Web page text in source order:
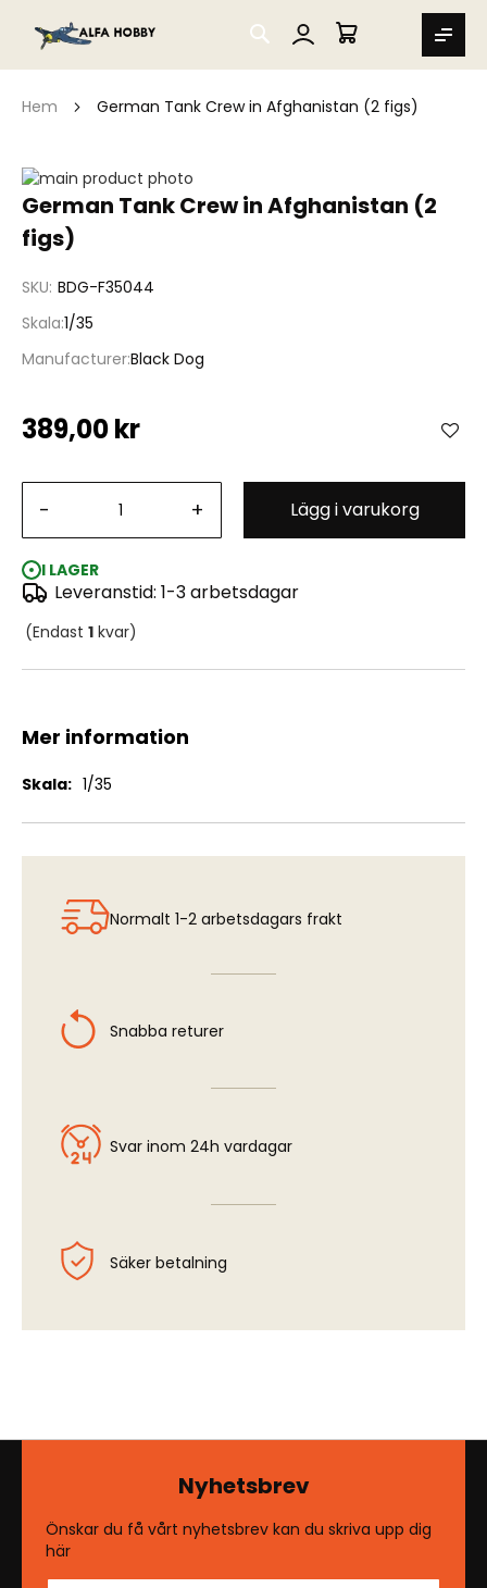
SEARCH
MIN VARUKORG
Hem German Tank Crew in Afghanistan (2 figs)
German Tank Crew in Afghanistan (2
figs)
SKU BDG-F35044
Skala 1/35
ManufacturerBlack Dog
389,00 kr
- + Lägg i varukorg
I LAGER
Leveranstid: 1-3 arbetsdagar
(Endast 1 kvar)
Hoppa
till
av
German Tank Crew in Afghanistan (2 figs)
Hoppa
början
bildgalleriet
Mer information
Mer
1/35
Normalt 1-2 arbetsdagars frakt
Snabba returer
Svar inom 24h vardagar
Säker betalning
Nyhetsbrev
Önskar du få vårt nyhetsbrev kan du skriva upp dig
här